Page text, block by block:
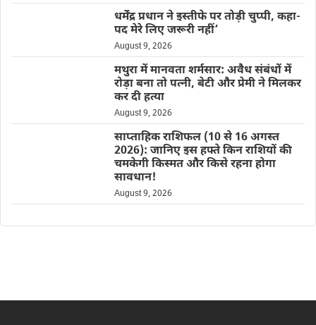
धर्मेंद्र प्रधान ने इस्तीफे पर तोड़ी चुप्पी, कहा-
पद मेरे लिए जरूरी नहीं’
August 9, 2026
मथुरा में मानवता शर्मसार: अवैध संबंधों में
रोड़ा बना तो पत्नी, बेटी और प्रेमी ने मिलकर
कर दी हत्या
August 9, 2026
साप्ताहिक राशिफल (10 से 16 अगस्त
2026): जानिए इस हफ्ते किन राशियों की
चमकेगी किस्मत और किसे रहना होगा
सावधान!
August 9, 2026